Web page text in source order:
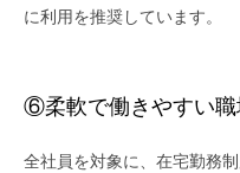
に利用を推奨しています。
⑥柔軟で働きやすい職
全社員を対象に、在宅勤務